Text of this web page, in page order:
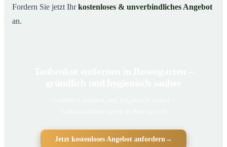
Fordern Sie jetzt Ihrkostenloses & unverbindliches Angebot
an.
Jetzt kostenloses Angebot anfordern→